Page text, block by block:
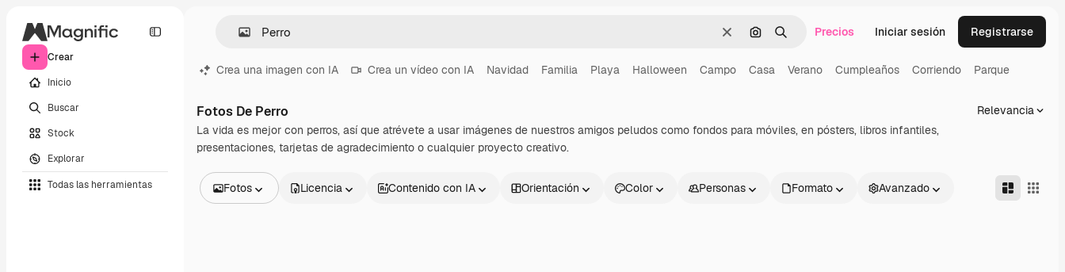
Crear
Inicio
Buscar
Stock
Explorar
Todas las herramientas
BorrarBuscar por imagen
BuscarPrecios Iniciar sesión Registrarse
Crea una imagen con IA Crea un vídeo con IA Navidad Familia Playa Halloween Campo Casa Verano Cumpleaños Corriendo Parque
Fotos De Perro
La vida es mejor con perros, así que atrévete a usar imágenes de nuestros amigos peludos como fondos para móviles, en pósters, libros infantiles,
presentaciones, tarjetas de agradecimiento o cualquier proyecto creativo.
Relevancia
Fotos Licencia Contenido con IA Orientación Color Personas Formato Avanzado